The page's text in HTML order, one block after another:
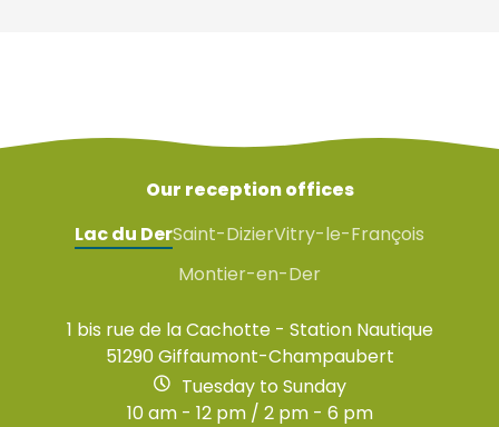
Our reception offices
Lac du DerSaint-DizierVitry-le-François
Montier-en-Der
1 bis rue de la Cachotte - Station Nautique
51290 Giffaumont-Champaubert
Tuesday to Sunday
10 am - 12 pm / 2 pm - 6 pm